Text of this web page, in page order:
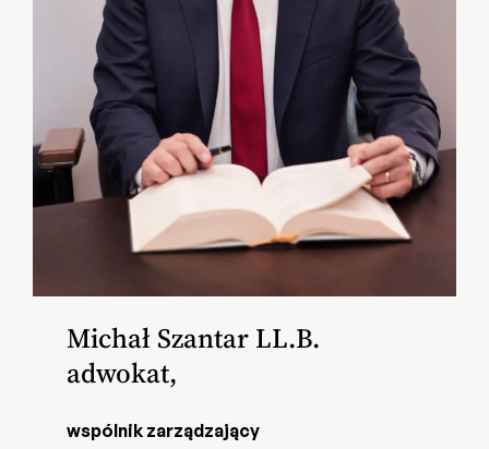
Michał Szantar LL.B.
adwokat,
wspólnik zarządzający